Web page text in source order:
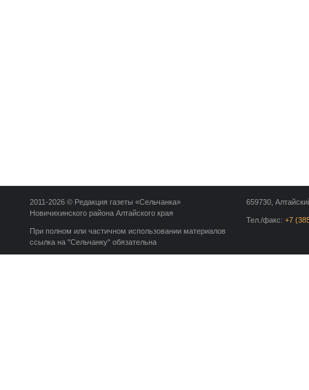
659730,
Тел./факс: +7
2011-2026 © Редакция газеты «Сельчанка»
Новичихинского района Алтайского края
При полном или частичном использовании материалов
ссылка на "Сельчанку" обязательна